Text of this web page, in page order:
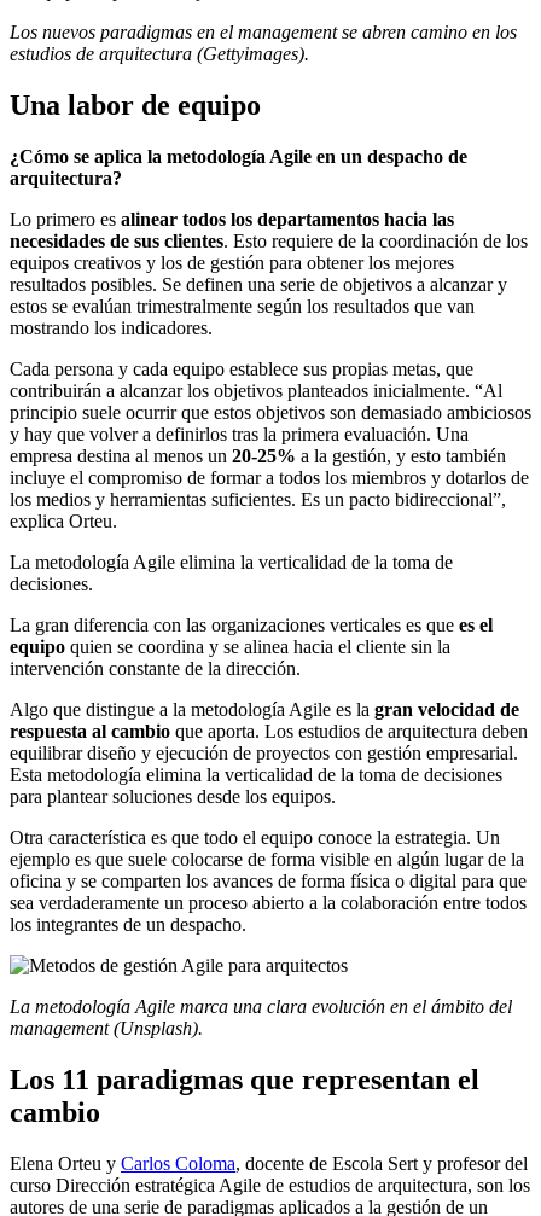
Los nuevos paradigmas en el management se abren camino en los
estudios de arquitectura (Gettyimages).
Una labor de equipo
¿Cómo se aplica la metodología Agile en un despacho de
arquitectura?
Lo primero es alinear todos los departamentos hacia las
necesidades de sus clientes. Esto requiere de la coordinación de los
equipos creativos y los de gestión para obtener los mejores
resultados posibles. Se definen una serie de objetivos a alcanzar y
estos se evalúan trimestralmente según los resultados que van
mostrando los indicadores.
Cada persona y cada equipo establece sus propias metas, que
contribuirán a alcanzar los objetivos planteados inicialmente. “Al
principio suele ocurrir que estos objetivos son demasiado ambiciosos
y hay que volver a definirlos tras la primera evaluación. Una
empresa destina al menos un 20-25% a la gestión, y esto también
incluye el compromiso de formar a todos los miembros y dotarlos de
los medios y herramientas suficientes. Es un pacto bidireccional”,
explica Orteu.
La metodología Agile elimina la verticalidad de la toma de
decisiones.
La gran diferencia con las organizaciones verticales es que es el
equipo quien se coordina y se alinea hacia el cliente sin la
intervención constante de la dirección.
Algo que distingue a la metodología Agile es la gran velocidad de
respuesta al cambio que aporta. Los estudios de arquitectura deben
equilibrar diseño y ejecución de proyectos con gestión empresarial.
Esta metodología elimina la verticalidad de la toma de decisiones
para plantear soluciones desde los equipos.
Otra característica es que todo el equipo conoce la estrategia. Un
ejemplo es que suele colocarse de forma visible en algún lugar de la
oficina y se comparten los avances de forma física o digital para que
sea verdaderamente un proceso abierto a la colaboración entre todos
los integrantes de un despacho.
La metodología Agile marca una clara evolución en el ámbito del
management (Unsplash).
​Los 11 paradigmas que representan el
cambio
Elena Orteu y Carlos Coloma, docente de Escola Sert y profesor del
curso Dirección estratégica Agile de estudios de arquitectura, son los
autores de una serie de paradigmas aplicados a la gestión de un